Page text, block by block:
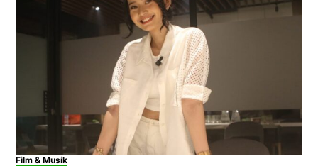
Film & Musik